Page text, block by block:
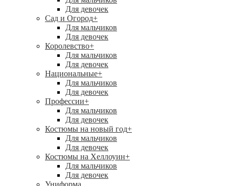
Для девочек
Сад и Огород+
Для мальчиков
Для девочек
Королевство+
Для мальчиков
Для девочек
Национальные+
Для мальчиков
Для девочек
Профессии+
Для мальчиков
Для девочек
Костюмы на новый год+
Для мальчиков
Для девочек
Костюмы на Хеллоуин+
Для мальчиков
Для девочек
Униформа